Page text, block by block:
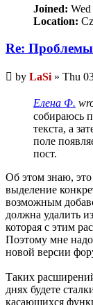
Joined:
Location:
Re: Проблемы
Unread
post
by LaSi » Thu
Елена Ф.
собираюсь
текста, а
поле
пост.
Об этом знаю,
выделение
возможным
должна удалить
которая с этим
Поэтому мне
новой версии
Таких
днях будете
касающихся